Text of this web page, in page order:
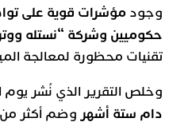
وجود مؤشرات قوية على
حكوميين وشركة “نستله
تقنيات محظورة لمعالجة
وخلص التقرير الذي نُشر يوم الاثنين 26 ماي
دام ستة أشهر